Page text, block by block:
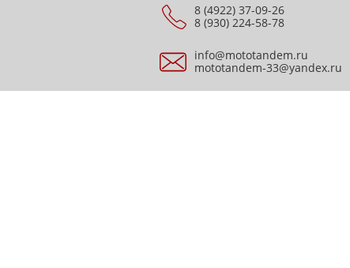
8 (4922) 37-09-26
8 (930) 224-58-78
info@mototandem.ru
mototandem-33@yandex.ru